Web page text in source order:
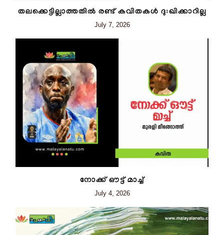
തലക്കെട്ടില്ലാത്തതിൽ രണ്ട് കവിതകൾ ദുഃഖിക്കാറില്ല
July 7, 2026
നോക്ക് ഔട്ട് മാച്ച്
July 4, 2026